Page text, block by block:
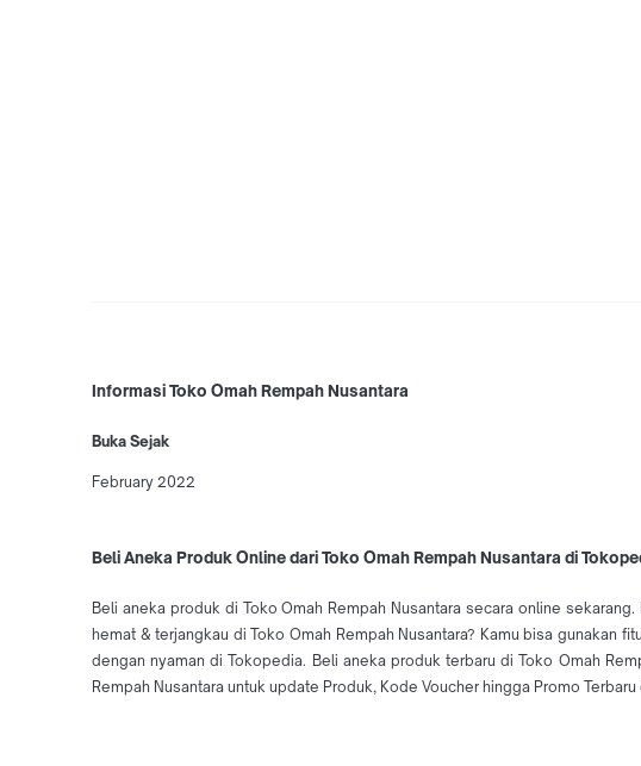
Informasi Toko Omah Rempah Nusantara
Buka Sejak
February 2022
Beli Aneka Produk Online dari Toko Omah Rempah Nusantara di
Beli aneka produk di Toko Omah Rempah Nusantara secara online
hemat & terjangkau di Toko Omah Rempah Nusantara? Kamu bisa gunakan
dengan nyaman di Tokopedia. Beli aneka produk terbaru di Toko Omah
Rempah Nusantara untuk update Produk, Kode Voucher hingga Promo